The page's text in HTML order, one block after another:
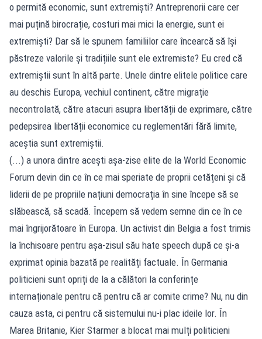
o permită economic, sunt extremiști? Antreprenorii care cer
mai puțină birocrație, costuri mai mici la energie, sunt ei
extremiști? Dar să le spunem familiilor care încearcă să își
păstreze valorile și tradițiile sunt ele extremiste? Eu cred că
extremiștii sunt în altă parte. Unele dintre elitele politice care
au deschis Europa, vechiul continent, către migrație
necontrolată, către atacuri asupra libertății de exprimare, către
pedepsirea libertății economice cu reglementări fără limite,
aceștia sunt extremiștii.
(...) a unora dintre acești așa-zise elite de la World Economic
Forum devin din ce în ce mai speriate de proprii cetățeni și că
liderii de pe propriile națiuni democrația în sine începe să se
slăbească, să scadă. Începem să vedem semne din ce în ce
mai îngrijorătoare în Europa. Un activist din Belgia a fost trimis
la închisoare pentru așa-zisul său hate speech după ce și-a
exprimat opinia bazată pe realități factuale. În Germania
politicieni sunt opriți de la a călători la conferințe
internaționale pentru că pentru că ar comite crime? Nu, nu din
cauza asta, ci pentru că sistemului nu-i plac ideile lor. În
Marea Britanie, Kier Starmer a blocat mai mulți politicieni